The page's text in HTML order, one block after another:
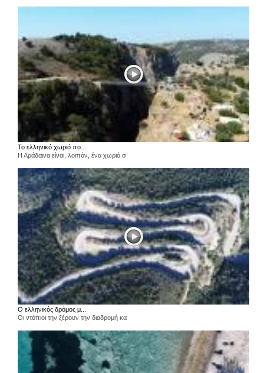
Το ελληνικό χωριό πο...
Η Αράδαινα είναι, λοιπόν, ένα χωριό σ
Ο ελληνικός δρόμος μ...
Οι ντόπιοι την ξέρουν την διαδρομή κα